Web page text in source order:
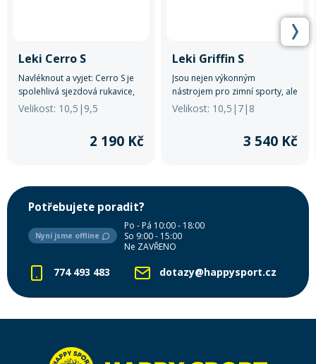
Leki Cerro S
Navléknout a vyjet: Cerro S je
spolehlivá sjezdová rukavice,
která díky izolaci Dexfill a
membráně SOFT-TEX® udržuje
Velikost: 10,5|9,5
2 190 Kč
Leki Griffin S
Jsou nejen výkonným
nástrojem pro zimní sporty, ale
také stylovým a praktickým
doplňkem pro muže, kteří
Velikost: 10,5|7|8
3 540 Kč
Potřebujete poradit?
Nyní jsme offline
Po - Pá 10:00 - 18:00
So 9:00 - 15:00
Ne ZAVŘENO
774 493 483 dotazy@happysport.cz